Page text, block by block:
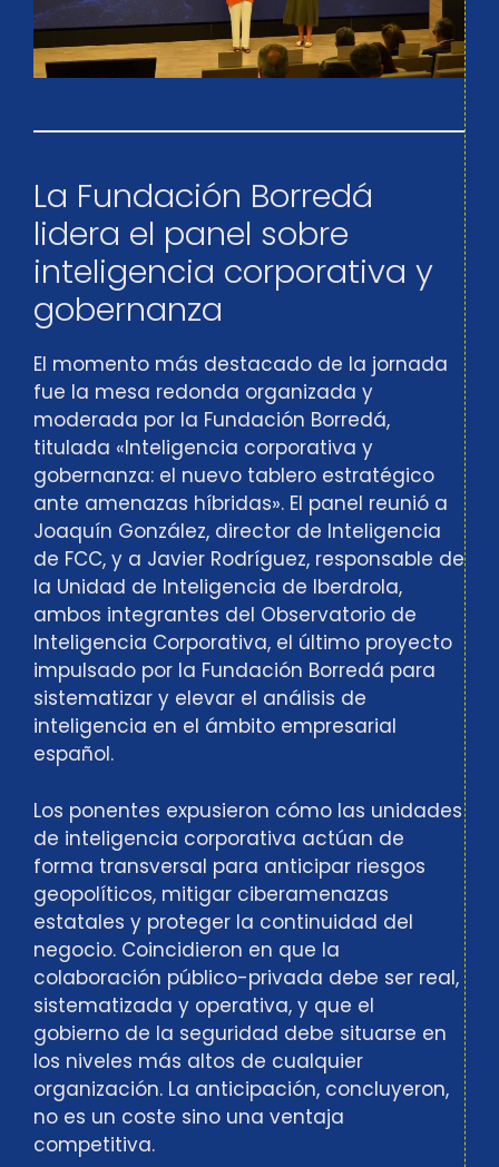
La Fundación Borredá
lidera el panel sobre
inteligencia corporativa y
gobernanza
El momento más destacado de la jornada
fue la mesa redonda organizada y
moderada por la Fundación Borredá,
titulada «Inteligencia corporativa y
gobernanza: el nuevo tablero estratégico
ante amenazas híbridas». El panel reunió a
Joaquín González, director de Inteligencia
de FCC, y a Javier Rodríguez, responsable de
la Unidad de Inteligencia de Iberdrola,
ambos integrantes del Observatorio de
Inteligencia Corporativa, el último proyecto
impulsado por la Fundación Borredá para
sistematizar y elevar el análisis de
inteligencia en el ámbito empresarial
español.
Los ponentes expusieron cómo las unidades
de inteligencia corporativa actúan de
forma transversal para anticipar riesgos
geopolíticos, mitigar ciberamenazas
estatales y proteger la continuidad del
negocio. Coincidieron en que la
colaboración público-privada debe ser real,
sistematizada y operativa, y que el
gobierno de la seguridad debe situarse en
los niveles más altos de cualquier
organización. La anticipación, concluyeron,
no es un coste sino una ventaja
competitiva.